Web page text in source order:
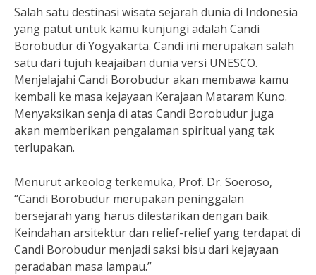
Salah satu destinasi wisata sejarah dunia di Indonesia
yang patut untuk kamu kunjungi adalah Candi
Borobudur di Yogyakarta. Candi ini merupakan salah
satu dari tujuh keajaiban dunia versi UNESCO.
Menjelajahi Candi Borobudur akan membawa kamu
kembali ke masa kejayaan Kerajaan Mataram Kuno.
Menyaksikan senja di atas Candi Borobudur juga
akan memberikan pengalaman spiritual yang tak
terlupakan.
Menurut arkeolog terkemuka, Prof. Dr. Soeroso,
“Candi Borobudur merupakan peninggalan
bersejarah yang harus dilestarikan dengan baik.
Keindahan arsitektur dan relief-relief yang terdapat di
Candi Borobudur menjadi saksi bisu dari kejayaan
peradaban masa lampau.”